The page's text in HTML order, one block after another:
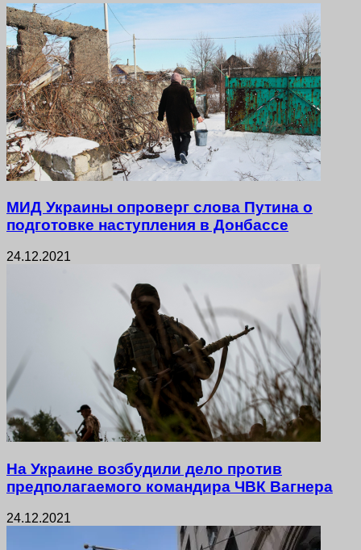
МИД Украины опроверг слова Путина о
подготовке наступления в Донбассе
24.12.2021
На Украине возбудили дело против
предполагаемого командира ЧВК Вагнера
24.12.2021